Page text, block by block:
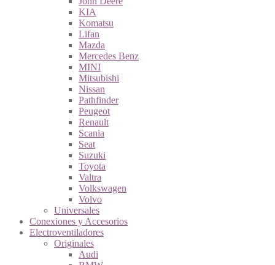
KIA
Komatsu
Lifan
Mazda
Mercedes Benz
MINI
Mitsubishi
Nissan
Pathfinder
Peugeot
Renault
Scania
Seat
Suzuki
Toyota
Valtra
Volkswagen
Volvo
Universales
Conexiones y Accesorios
Electroventiladores
Originales
Audi